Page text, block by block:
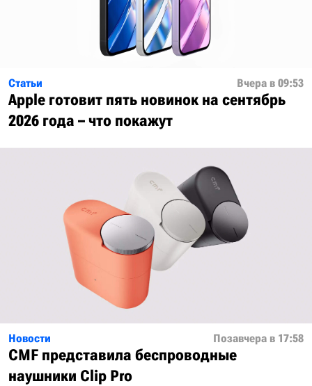
Статьи Вчера в 09:53
Apple готовит пять новинок на сентябрь
2026 года – что покажут
Новости Позавчера в 17:58
CMF представила беспроводные
наушники Clip Pro